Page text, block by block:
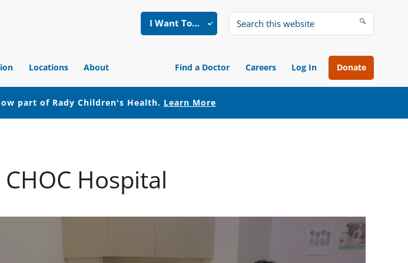
I Want To…
Search
website
Locations About Find a Doctor Careers Log In Donate
part of Rady Children's Health. Learn More
Hospital